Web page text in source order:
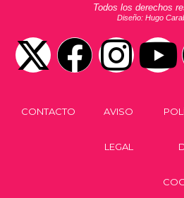
Todos los derechos
Diseño: Hugo
CONTACTO AVISO
LEGAL